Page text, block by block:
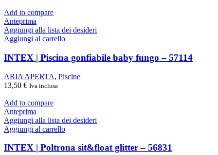
Add to compare
Anteprima
Aggiungi alla lista dei desideri
Aggiungi al carrello
INTEX | Piscina gonfiabile baby fungo – 57114
ARIA APERTA, Piscine
13,50 € Iva inclusa
Add to compare
Anteprima
Aggiungi alla lista dei desideri
Aggiungi al carrello
INTEX | Poltrona sit&float glitter – 56831